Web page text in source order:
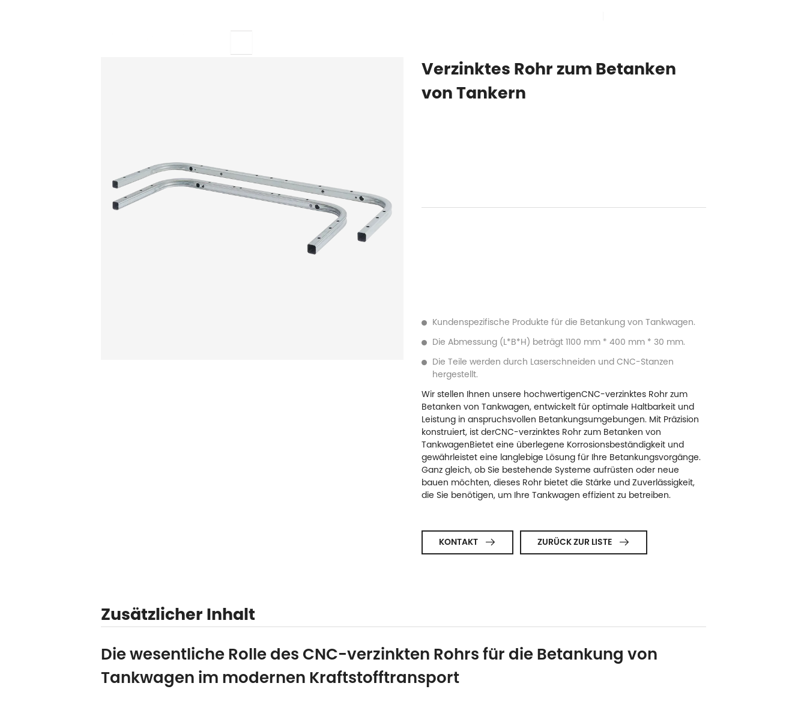
Verzinktes Rohr zum Betanken
von Tankern
Kundenspezifische Produkte für die Betankung von Tankwagen.
Die Abmessung (L*B*H) beträgt 1100 mm * 400 mm * 30 mm.
Die Teile werden durch Laserschneiden und CNC-Stanzen
hergestellt.
Wir stellen Ihnen unsere hochwertigenCNC-verzinktes Rohr zum
Betanken von Tankwagen, entwickelt für optimale Haltbarkeit und
Leistung in anspruchsvollen Betankungsumgebungen. Mit Präzision
konstruiert, ist derCNC-verzinktes Rohr zum Betanken von
TankwagenBietet eine überlegene Korrosionsbeständigkeit und
gewährleistet eine langlebige Lösung für Ihre Betankungsvorgänge.
Ganz gleich, ob Sie bestehende Systeme aufrüsten oder neue
bauen möchten, dieses Rohr bietet die Stärke und Zuverlässigkeit,
die Sie benötigen, um Ihre Tankwagen effizient zu betreiben.
KONTAKT  ZURÜCK ZUR LISTE 
Zusätzlicher Inhalt
Die wesentliche Rolle des CNC-verzinkten Rohrs für die Betankung von
Tankwagen im modernen Kraftstofftransport